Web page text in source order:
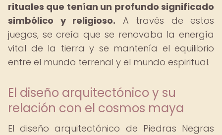
rituales que tenían un profundo significado
simbólico y religioso. A través de estos
juegos, se creía que se renovaba la energía
vital de la tierra y se mantenía el equilibrio
entre el mundo terrenal y el mundo espiritual.
El diseño arquitectónico y su
relación con el cosmos maya
El diseño arquitectónico de Piedras Negras